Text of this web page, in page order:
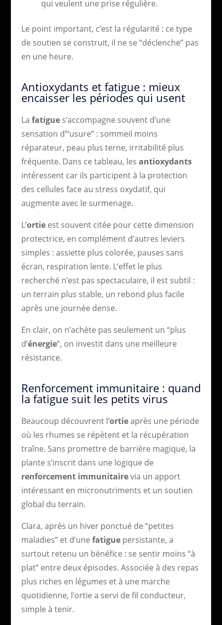
qui veulent une prise régulière.
Le point important, c’est la régularité : ce type
de soutien se construit, il ne se “déclenche” pas
en une heure.
Antioxydants et fatigue : mieux
encaisser les périodes qui usent
La fatigues’accompagne souvent d’une
sensation d’“usure” : sommeil moins
réparateur, peau plus terne, irritabilité plus
fréquente. Dans ce tableau, les antioxydants
intéressent car ils participent à la protection
des cellules face au stress oxydatif, qui
augmente avec le surmenage.
L’ortieest souvent citée pour cette dimension
protectrice, en complément d’autres leviers
simples : assiette plus colorée, pauses sans
écran, respiration lente. L’effet le plus
recherché n’est pas spectaculaire, il est subtil :
un terrain plus stable, un rebond plus facile
après une journée dense.
En clair, on n’achète pas seulement un “plus
d’énergie”, on investit dans une meilleure
résistance.
Renforcement immunitaire : quand
la fatigue suit les petits virus
Beaucoup découvrent l’ortieaprès une période
où les rhumes se répètent et la récupération
traîne. Sans promettre de barrière magique, la
plante s’inscrit dans une logique de
renforcement immunitairevia un apport
intéressant en micronutriments et un soutien
global du terrain.
Clara, après un hiver ponctué de “petites
maladies” et d’une fatiguepersistante, a
surtout retenu un bénéfice : se sentir moins “à
plat” entre deux épisodes. Associée à des repas
plus riches en légumes et à une marche
quotidienne, l’ortie a servi de fil conducteur,
simple à tenir.